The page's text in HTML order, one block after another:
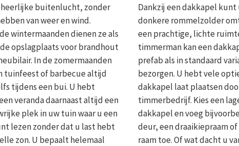
heerlijke buitenlucht, zonder
van weer en wind.
wintermaanden dienen ze als
opslagplaats voor brandhout
In de zomermaanden
tuinfeest of barbecue altijd
tijdens een bui. U hebt
veranda daarnaast altijd een
plek in uw tuin waar u een
lezen zonder dat u last hebt
zon. U bepaalt helemaal
Dankzij een dakkapel kunt
donkere rommelzolder
een prachtige, lichte
timmerman kan een
prefab als in standaard
bezorgen. U hebt vele
dakkapel laat plaatsen
timmerbedrijf. Kies een
dakkapel en voeg
deur, een draaikiepraam
raam toe. Of wat dacht u